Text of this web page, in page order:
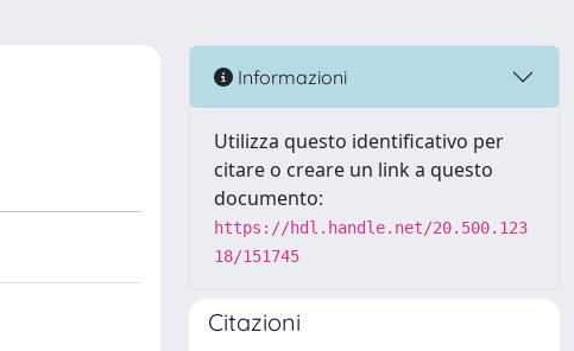
Informazioni
Utilizza questo identificativo per
citare o creare un link a questo
documento:
https://hdl.handle.net/20.500.123
18/151745
Citazioni